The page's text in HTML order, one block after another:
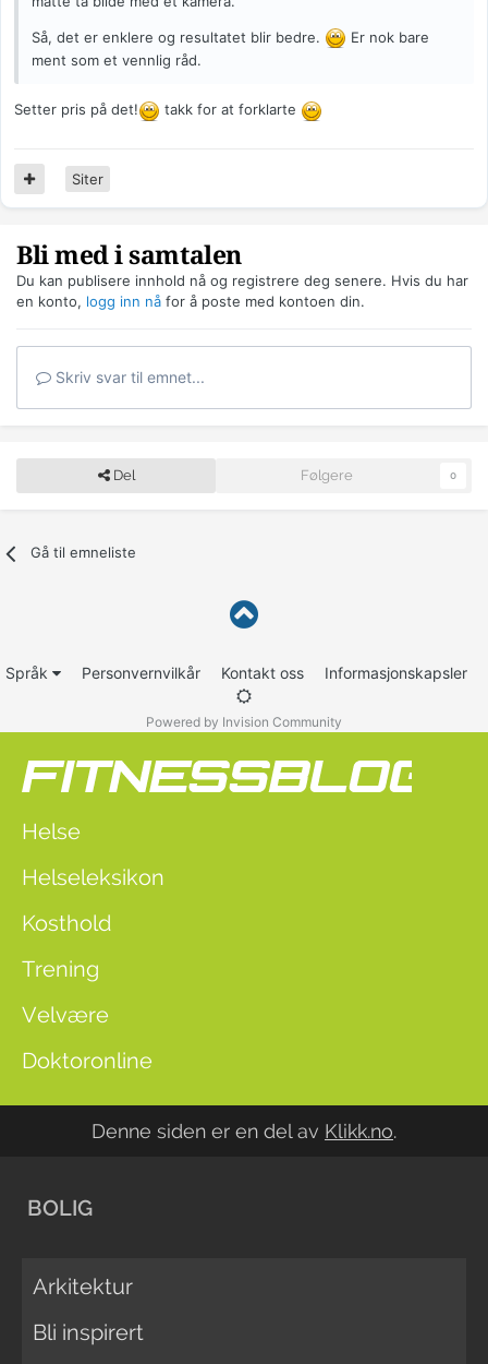
Så, det er enklere og resultatet blir bedre.
Er nok bare
ment som et vennlig råd.
Setter pris på det! takk for at forklarte
Siter
Bli med i samtalen
Du kan publisere innhold nå og registrere deg senere. Hvis du har
en konto, logg inn nå for å poste med kontoen din.
Skriv svar til emnet...
Del Følgere 0
Gå til emneliste
Språk Personvernvilkår Kontakt oss Informasjonskapsler
Powered by Invision Community
Helse
Helseleksikon
Kosthold
Trening
Velvære
Doktoronline
Denne siden er en del av Klikk.no.
BOLIG
Arkitektur
Bli inspirert